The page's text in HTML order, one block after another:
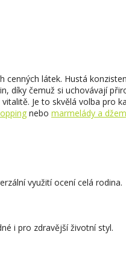
látek. Hustá
díky čemuž si uchovávají
Je to skvělá volba pro
nebo marmelády a
využití ocení celá rodina.
i pro zdravější životní styl.